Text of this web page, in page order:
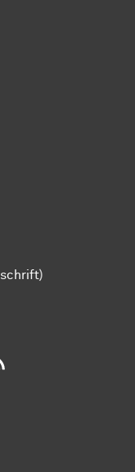
auf YouTube
auf LinkedIn
Dortmund auf XING